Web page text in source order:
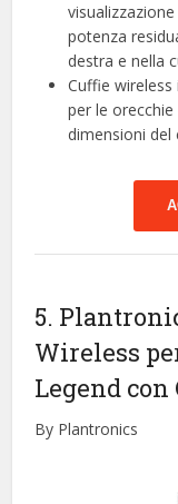
potenza
destra e nella
Cuffie
per le
dimensioni del
5.
Wireless
Legend con
By Plantronics